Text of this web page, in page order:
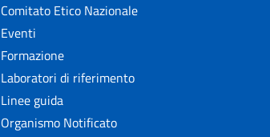
Comitato Etico Nazionale
Eventi
Formazione
Laboratori di riferimento
Linee guida
Organismo Notificato